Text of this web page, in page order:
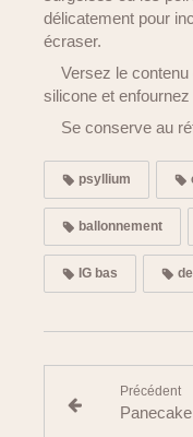
délicatement pour
écraser.
Versez le contenu
silicone et
Se conserve au
psyllium
ballonnement
IG bas
Précédent